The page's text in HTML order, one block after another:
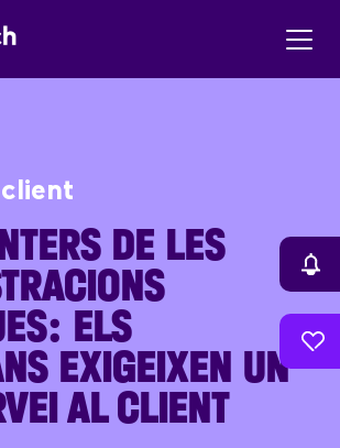
DE LES
ELS
EXIGEIXEN UN
AL CLIENT